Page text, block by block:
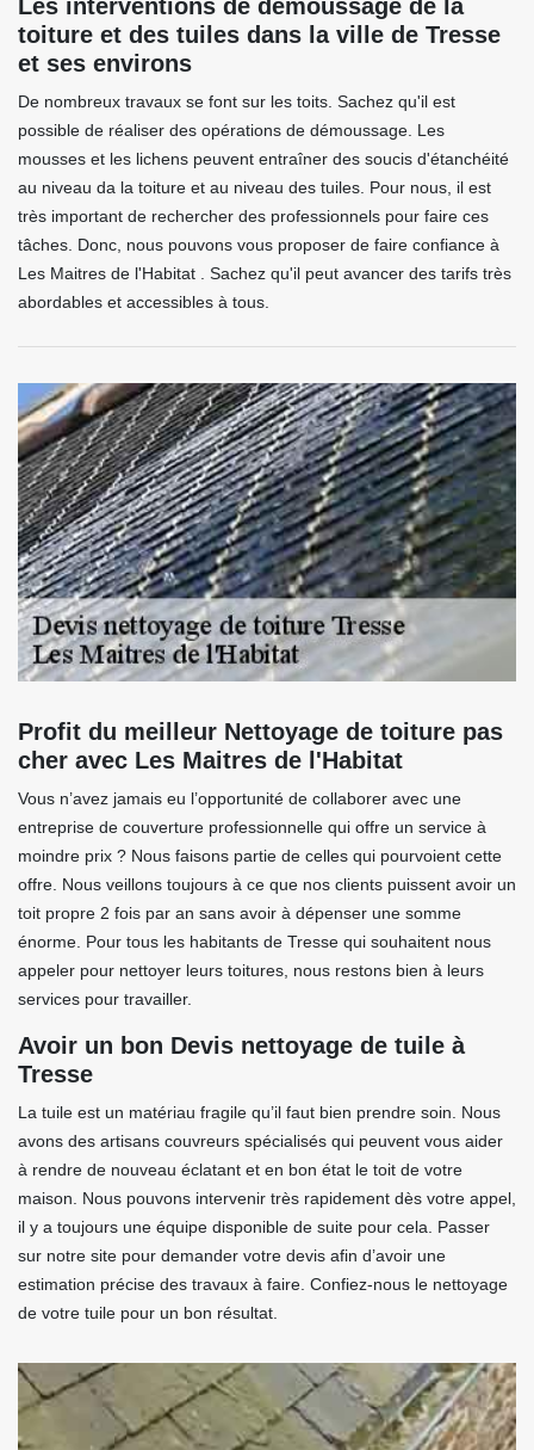
Les interventions de démoussage de la
toiture et des tuiles dans la ville de Tresse
et ses environs
De nombreux travaux se font sur les toits. Sachez qu'il est
possible de réaliser des opérations de démoussage. Les
mousses et les lichens peuvent entraîner des soucis d'étanchéité
au niveau da la toiture et au niveau des tuiles. Pour nous, il est
très important de rechercher des professionnels pour faire ces
tâches. Donc, nous pouvons vous proposer de faire confiance à
Les Maitres de l'Habitat . Sachez qu'il peut avancer des tarifs très
abordables et accessibles à tous.
Profit du meilleur Nettoyage de toiture pas
cher avec Les Maitres de l'Habitat
Vous n’avez jamais eu l’opportunité de collaborer avec une
entreprise de couverture professionnelle qui offre un service à
moindre prix ? Nous faisons partie de celles qui pourvoient cette
offre. Nous veillons toujours à ce que nos clients puissent avoir un
toit propre 2 fois par an sans avoir à dépenser une somme
énorme. Pour tous les habitants de Tresse qui souhaitent nous
appeler pour nettoyer leurs toitures, nous restons bien à leurs
services pour travailler.
Avoir un bon Devis nettoyage de tuile à
Tresse
La tuile est un matériau fragile qu’il faut bien prendre soin. Nous
avons des artisans couvreurs spécialisés qui peuvent vous aider
à rendre de nouveau éclatant et en bon état le toit de votre
maison. Nous pouvons intervenir très rapidement dès votre appel,
il y a toujours une équipe disponible de suite pour cela. Passer
sur notre site pour demander votre devis afin d’avoir une
estimation précise des travaux à faire. Confiez-nous le nettoyage
de votre tuile pour un bon résultat.